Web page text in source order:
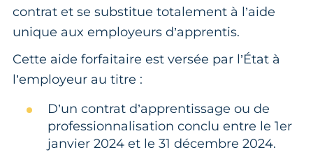
contrat et se substitue totalement à l’aide
unique aux employeurs d’apprentis.
Cette aide forfaitaire est versée par l’État à
l’employeur au titre :
D’un contrat d’apprentissage ou de
professionnalisation conclu entre le 1er
janvier 2024 et le 31 décembre 2024.